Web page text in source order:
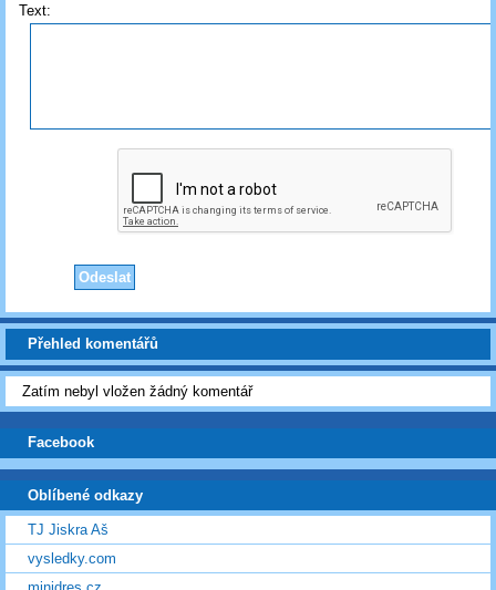
Text:
Přehled komentářů
Zatím nebyl vložen žádný komentář
Facebook
Oblíbené odkazy
TJ Jiskra Aš
vysledky.com